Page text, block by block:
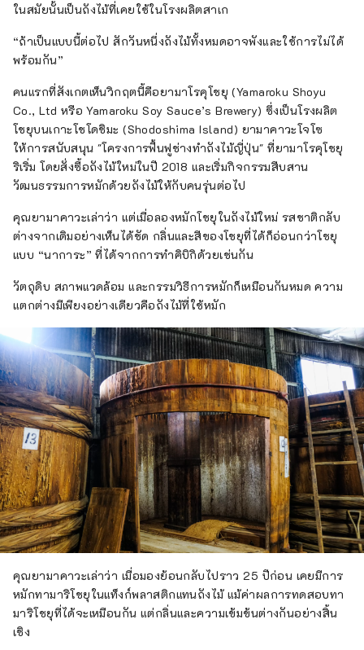
ในสมัยนั้นเป็นถังไม้ที่เคยใช้ในโรงผลิตสาเก
“ถ้าเป็นแบบนี้ต่อไป สักวันหนึ่งถังไม้ทั้งหมดอาจพังและใช้การไม่ได้
พร้อมกัน”
คนแรกที่สังเกตเห็นวิกฤตนี้คือยามาโรคุโชยุ (Yamaroku Shoyu
Co., Ltd หรือ Yamaroku Soy Sauce’s Brewery) ซึ่งเป็นโรงผลิต
โชยุบนเกาะโชโดชิมะ (Shodoshima Island) ยามาคาวะโจโซ
ให้การสนับสนุน "โครงการฟื้นฟูช่างทำถังไม้ญี่ปุ่น" ที่ยามาโรคุโชยุ
ริเริ่ม โดยสั่งซื้อถังไม้ใหม่ในปี 2018 และเริ่มกิจกรรมสืบสาน
วัฒนธรรมการหมักด้วยถังไม้ให้กับคนรุ่นต่อไป
คุณยามาคาวะเล่าว่า แต่เมื่อลองหมักโชยุในถังไม้ใหม่ รสชาติกลับ
ต่างจากเดิมอย่างเห็นได้ชัด กลิ่นและสีของโชยุที่ได้ก็อ่อนกว่าโชยุ
แบบ “นาการะ” ที่ได้จากการทำคิบิกิด้วยเช่นกัน
วัตถุดิบ สภาพแวดล้อม และกรรมวิธีการหมักก็เหมือนกันหมด ความ
แตกต่างมีเพียงอย่างเดียวคือถังไม้ที่ใช้หมัก
คุณยามาคาวะเล่าว่า เมื่อมองย้อนกลับไปราว 25 ปีก่อน เคยมีการ
หมักทามาริโชยุในแท็งก์พลาสติกแทนถังไม้ แม้ค่าผลการทดสอบทา
มาริโชยุที่ได้จะเหมือนกัน แต่กลิ่นและความเข้มข้นต่างกันอย่างสิ้น
เชิง